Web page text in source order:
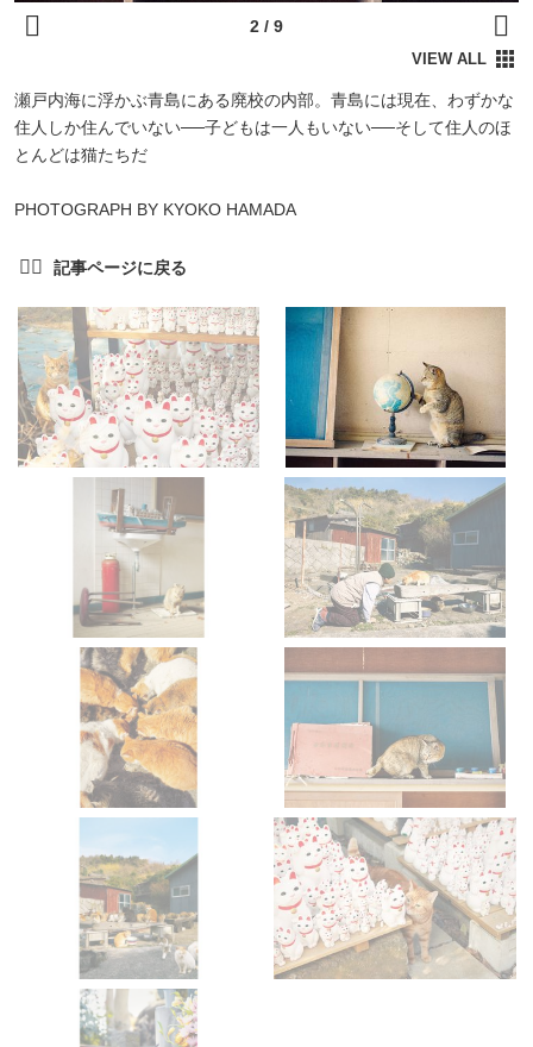
瀬戸内海に浮かぶ青島にある廃校の内部。青島には現在、わずかな
住人しか住んでいない──子どもは一人もいない──そして住人のほ
とんどは猫たちだ
PHOTOGRAPH BY KYOKO HAMADA